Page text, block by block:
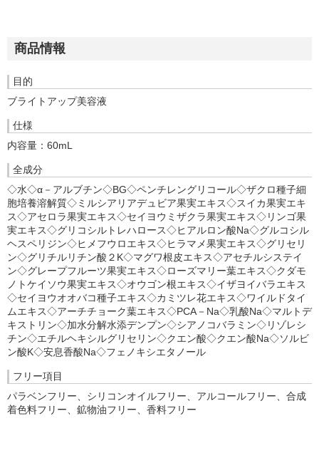
商品情報
目的
ブライトアップ美容液
仕様
内容量：60mL
全成分
◇水◇α－アルブチン◇BG◇ペンチレングリコール◇ザクロ種子細
胞培養溶解質◇ミルシアリアデュビア果実エキス◇スイカ果実エキ
ス◇アセロラ果実エキス◇セイヨウミザクラ果実エキス◇リンゴ果
実エキス◇グリコシルトレハロース◇ヒアルロン酸Na◇グルコシル
ヘスペリジン◇ヒメフウロエキス◇ヒラマメ果実エキス◇グリセリ
ン◇グリチルリチン酸２K◇マグワ根皮エキス◇アセチルシステイ
ン◇グレープフルーツ果実エキス◇ローズマリー葉エキス◇クダモ
ノトケイソウ果実エキス◇オウゴン根エキス◇イザヨイバラエキス
◇セイヨウオオバコ種子エキス◇カミツレ花エキス◇ワイルドタイ
ムエキス◇アーチチョーク葉エキス◇PCA－Na◇乳酸Na◇マルトデ
キストリン◇加水分解水添デンプン◇シアノコバラミン◇リゾレシ
チン◇エチルヘキシルグリセリン◇クエン酸◇クエン酸Na◇ソルビ
ン酸K◇安息香酸Na◇フェノキシエタノール
フリー項目
パラベンフリー、シリコンオイルフリー、アルコールフリー、合成
着色料フリー、鉱物油フリー、香料フリー